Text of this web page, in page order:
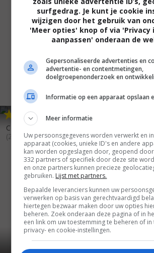
,0
Covert One: The Hades Factor
(2006)
surfgedrag. Je kunt je cookie
wijzigen door het gebruik van
'Meer opties' knop of via
aanpassen' onderaan de
Gepersonaliseerde advertenties en
advertentie- en contentmetingen,
doelgroepenonderzoek en
Informatie op een apparaat opslaan
Meer informatie
Uw persoonsgegevens worden verwerkt en
apparaat (cookies, unieke ID's en andere
kan worden opgeslagen door, geopend
332 partners of specifiek door deze site
en onze partners kunnen precieze
gebruiken. Lijst met partners.
Bepaalde leveranciers kunnen uw
verwerken op basis van gerechtvaardigd
hiertegen bezwaar maken door uw opties
beheren. Zoek onderaan deze pagina of in
een link om uw toestemming te beheren of in
privacy- en cookie-instellingen.